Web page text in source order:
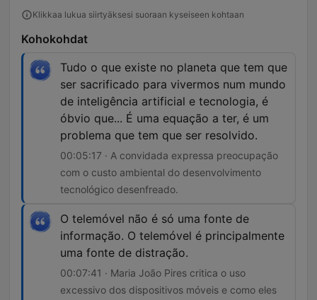
Klikkaa lukua siirtyäksesi suoraan kyseiseen kohtaan
Kohokohdat
Tudo o que existe no planeta que tem que
ser sacrificado para vivermos num mundo
de inteligência artificial e tecnologia, é
óbvio que... É uma equação a ter, é um
problema que tem que ser resolvido.
00:05:17 · A convidada expressa preocupação
com o custo ambiental do desenvolvimento
tecnológico desenfreado.
O telemóvel não é só uma fonte de
informação. O telemóvel é principalmente
uma fonte de distração.
00:07:41 · Maria João Pires critica o uso
excessivo dos dispositivos móveis e como eles